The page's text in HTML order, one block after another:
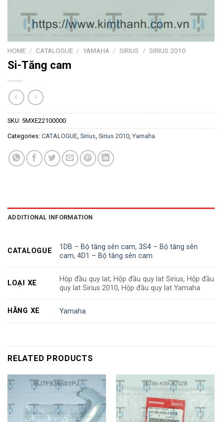
HOME / CATALOGUE / YAMAHA / SIRIUS / SIRIUS 2010
Si-Tăng cam
SKU: 5MXE22100000
Categories: CATALOGUE, Sirius, Sirius 2010, Yamaha
ADDITIONAL INFORMATION
CATALOGUE
1DB – Bộ tăng sên cam,3S4 – Bộ tăng sên
cam,4D1 – Bộ tăng sên cam
LOẠI XE
Hộp đầu quy lat, Hộp đầu quy lat Sirius, Hộp đầu
quy lat Sirius 2010, Hộp đầu quy lat Yamaha
HÃNG XE Yamaha
RELATED PRODUCTS